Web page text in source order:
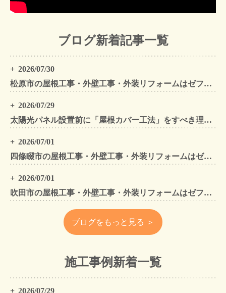
ブログ新着記事一覧
2026/07/30
松原市の屋根工事・外壁工事・外装リフォームはゼファン！松原市内の工事事例もご紹介
2026/07/29
太陽光パネル設置前に「屋根カバー工法」をすべき理由！葺き替えとの違いや費用・雨漏り対策をプロが解説
2026/07/01
四條畷市の屋根工事・外壁工事・外装リフォームはゼファン！四條畷内の工事事例もご紹介
2026/07/01
吹田市の屋根工事・外壁工事・外装リフォームはゼファン！吹田市内の工事事例もご紹介
ブログをもっと見る ＞
施工事例新着一覧
2026/07/29